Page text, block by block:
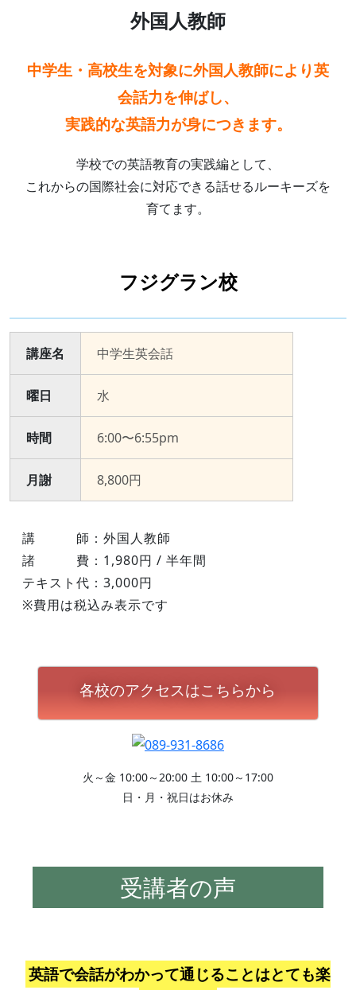
外国人教師
中学生・高校生を対象に外国人教師により英
会話力を伸ばし、
実践的な英語力が身につきます。
学校での英語教育の実践編として、
これからの国際社会に対応できる話せるルーキーズを
育てます。
フジグラン校
講座名 中学⽣英会話
曜日 ⽔
時間 6:00〜6:55pm
月謝 8,800円
講 師：外国⼈教師
諸 費：1,980円 / 半年間
テキスト代：3,000円
※費用は税込み表示です
各校のアクセスはこちらから
火～金 10:00～20:00 土 10:00～17:00
日・月・祝日はお休み
受講者の声
英語で会話がわかって通じることはとても楽